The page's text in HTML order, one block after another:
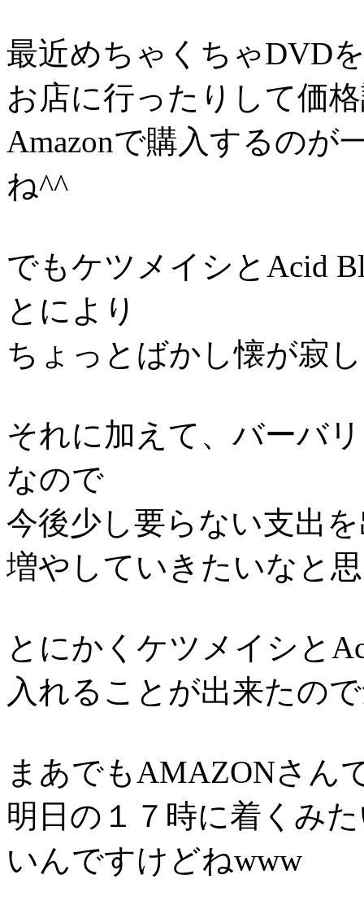
最近めちゃくちゃDVD
お店に行ったりして価
Amazonで購入するのが
ね^^
でもケツメイシとAcid
とにより
ちょっとばかし懐が寂
それに加えて、バーバ
なので
今後少し要らない支出
増やしていきたいなと
とにかくケツメイシと
入れることが出来たの
まあでもAMAZONさん
明日の１７時に着くみ
いんですけどねwww